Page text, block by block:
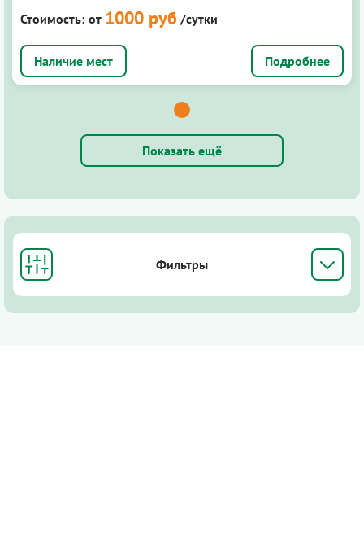
Стоимость: от 1000 руб /сутки
Подробнее
Показать ещё
Фильтры